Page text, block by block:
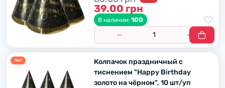
39.00 грн
В наличии: 100
Хит
Колпачок праздничный с
тиснением "Happy Birthday
золото на чёрном", 10 шт/уп